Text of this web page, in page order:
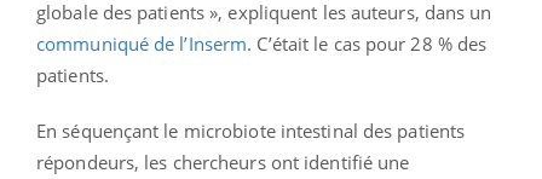
globale des patients », expliquent les auteurs, dans un
communiqué de l’Inserm. C’était le cas pour 28 % des
patients.
En séquençant le microbiote intestinal des patients
répondeurs, les chercheurs ont identifié une